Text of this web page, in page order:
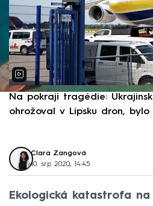
Na pokraji tragédie:
ohrožoval v Lipsku dron, bylo
Clara Zangová
10. srp 2020, 14:45
Ekologická katastrofa